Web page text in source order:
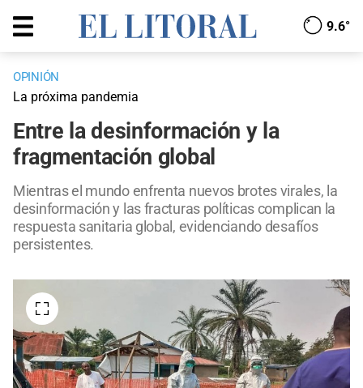
9.6°
OPINIÓN
La próxima pandemia
Entre la desinformación y la
fragmentación global
Mientras el mundo enfrenta nuevos brotes virales, la
desinformación y las fracturas políticas complican la
respuesta sanitaria global, evidenciando desafíos
persistentes.